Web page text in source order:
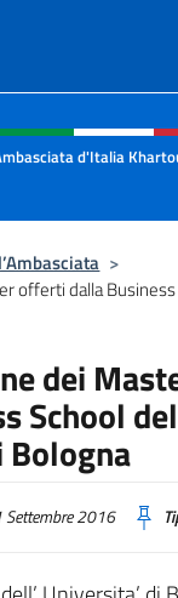
d'Italia
>
offerti dalla Business
dei
School
Bologna
2016